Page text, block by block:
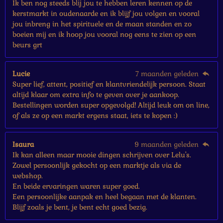
Ik ben nog steeds blij jou te hebben leren kennen op de
kerstmarkt in oudenaarde en ik blijf jou volgen en vooral
jou inbreng in het spirituele en de maan standen en zo
boeien mij en ik hoop jou vooral nog eens te zien op een
beurs grt
Lucie
7 maanden geleden
Super lief, attent, positief en klantvriendelijk persoon. Staat
altijd klaar om extra info te geven over je aankoop.
Bestellingen worden super opgevolgd! Altijd leuk om on line,
of als ze op een markt ergens staat, iets te kopen :)
Isaura
9 maanden geleden
Ik kan alleen maar mooie dingen schrijven over Lelu's.
Zowel persoonlijk gekocht op een marktje als via de
webshop.
En beide ervaringen waren super goed.
Een persoonlijke aanpak en heel begaan met de klanten.
Blijf zoals je bent, je bent echt goed bezig.